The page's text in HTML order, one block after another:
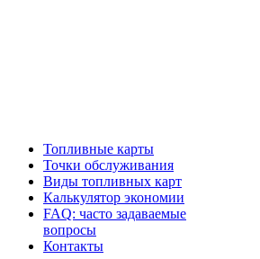
Топливные карты
Точки обслуживания
Виды топливных карт
Калькулятор экономии
FAQ: часто задаваемые
вопросы
Контакты